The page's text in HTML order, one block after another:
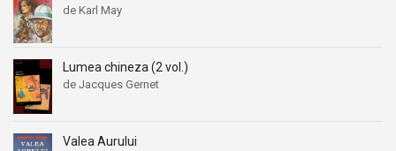
de Karl May
Lumea chineza (2 vol.)
de Jacques Gernet
Valea Aurului